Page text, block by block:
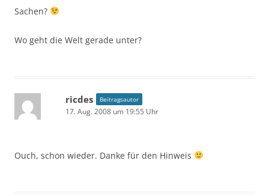
Sachen?
Wo geht die Welt gerade unter?
ricdes Beitragsautor
17. Aug. 2008 um 19:55 Uhr
Ouch, schon wieder. Danke für den Hinweis